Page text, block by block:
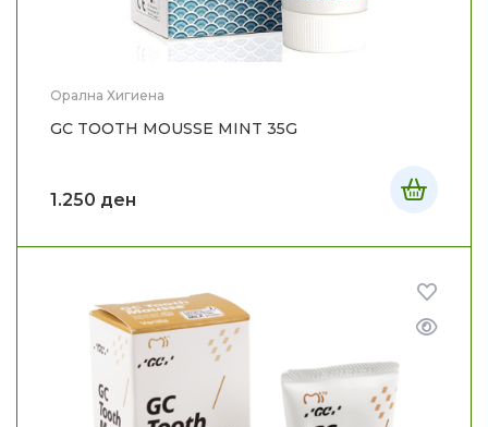
Орална Хигиена
GC TOOTH MOUSSE MINT 35G
1.250 ден